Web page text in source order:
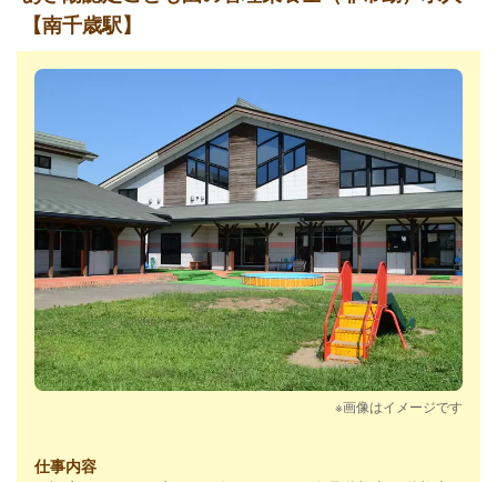
【南千歳駅】
※画像はイメージです
仕事内容